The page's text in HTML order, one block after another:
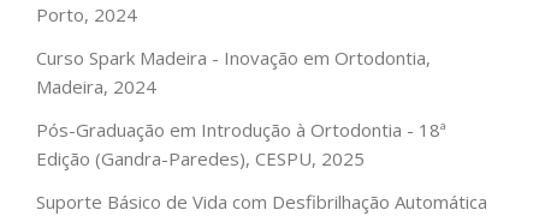
Porto, 2024
Curso Spark Madeira - Inovação em Ortodontia,
Madeira, 2024
Pós-Graduação em Introdução à Ortodontia - 18ª
Edição (Gandra-Paredes), CESPU, 2025
Suporte Básico de Vida com Desfibrilhação Automática